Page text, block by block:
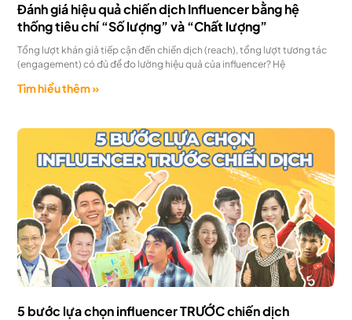
Đánh giá hiệu quả chiến dịch Influencer bằng hệ
thống tiêu chí “Số lượng” và “Chất lượng”
Tổng lượt khán giả tiếp cận đến chiến dịch (reach), tổng lượt tương tác
(engagement) có đủ để đo lường hiệu quả của influencer? Hệ
Tìm hiểu thêm »
5 bước lựa chọn influencer TRƯỚC chiến dịch